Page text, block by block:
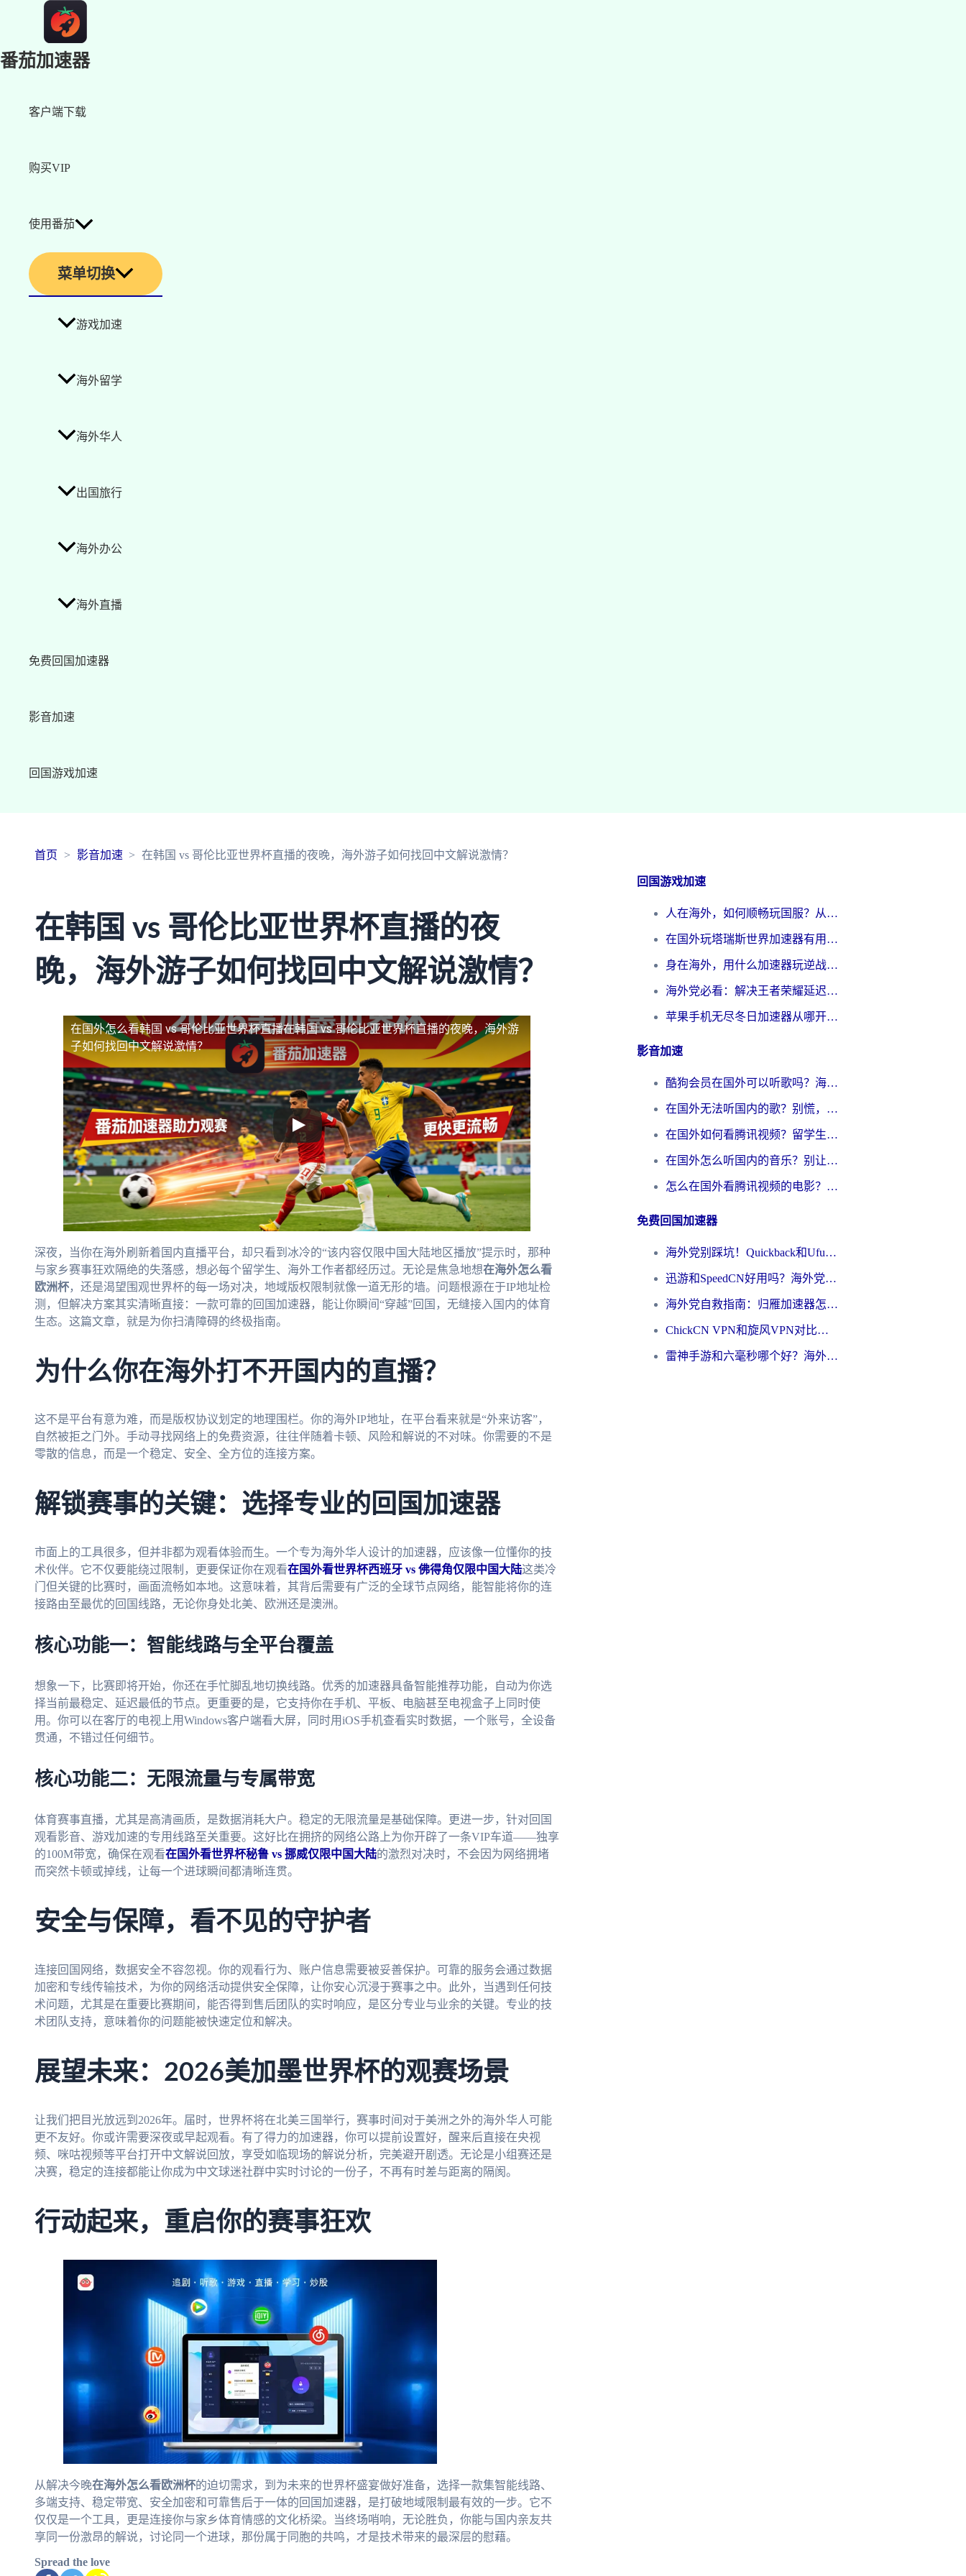
番茄加速器
客户端下载
购买VIP
使用番茄
菜单切换
游戏加速
海外留学
海外华人
出国旅行
海外办公
海外直播
免费回国加速器
影音加速
回国游戏加速
首页 影音加速 在韩国 vs 哥伦比亚世界杯直播的夜晚，海外游子如何找回中文解说激情？
在韩国 vs 哥伦比亚世界杯直播的夜
晚，海外游子如何找回中文解说激情？
在国外怎么看韩国 vs 哥伦比亚世界杯直播在韩国 vs 哥伦比亚世界杯直播的夜晚，海外游
子如何找回中文解说激情？
深夜，当你在海外刷新着国内直播平台，却只看到冰冷的“该内容仅限中国大陆地区播放”提示时，那种
与家乡赛事狂欢隔绝的失落感，想必每个留学生、海外工作者都经历过。无论是焦急地想在海外怎么看
欧洲杯，还是渴望围观世界杯的每一场对决，地域版权限制就像一道无形的墙。问题根源在于IP地址检
测，但解决方案其实清晰直接：一款可靠的回国加速器，能让你瞬间“穿越”回国，无缝接入国内的体育
生态。这篇文章，就是为你扫清障碍的终极指南。
为什么你在海外打不开国内的直播？
这不是平台有意为难，而是版权协议划定的地理围栏。你的海外IP地址，在平台看来就是“外来访客”，
自然被拒之门外。手动寻找网络上的免费资源，往往伴随着卡顿、风险和解说的不对味。你需要的不是
零散的信息，而是一个稳定、安全、全方位的连接方案。
解锁赛事的关键：选择专业的回国加速器
市面上的工具很多，但并非都为观看体验而生。一个专为海外华人设计的加速器，应该像一位懂你的技
术伙伴。它不仅要能绕过限制，更要保证你在观看在国外看世界杯西班牙 vs 佛得角仅限中国大陆这类冷
门但关键的比赛时，画面流畅如本地。这意味着，其背后需要有广泛的全球节点网络，能智能将你的连
接路由至最优的回国线路，无论你身处北美、欧洲还是澳洲。
核心功能一：智能线路与全平台覆盖
想象一下，比赛即将开始，你还在手忙脚乱地切换线路。优秀的加速器具备智能推荐功能，自动为你选
择当前最稳定、延迟最低的节点。更重要的是，它支持你在手机、平板、电脑甚至电视盒子上同时使
用。你可以在客厅的电视上用Windows客户端看大屏，同时用iOS手机查看实时数据，一个账号，全设备
贯通，不错过任何细节。
核心功能二：无限流量与专属带宽
体育赛事直播，尤其是高清画质，是数据消耗大户。稳定的无限流量是基础保障。更进一步，针对回国
观看影音、游戏加速的专用线路至关重要。这好比在拥挤的网络公路上为你开辟了一条VIP车道——独享
的100M带宽，确保在观看在国外看世界杯秘鲁 vs 挪威仅限中国大陆的激烈对决时，不会因为网络拥堵
而突然卡顿或掉线，让每一个进球瞬间都清晰连贯。
安全与保障，看不见的守护者
连接回国网络，数据安全不容忽视。你的观看行为、账户信息需要被妥善保护。可靠的服务会通过数据
加密和专线传输技术，为你的网络活动提供安全保障，让你安心沉浸于赛事之中。此外，当遇到任何技
术问题，尤其是在重要比赛期间，能否得到售后团队的实时响应，是区分专业与业余的关键。专业的技
术团队支持，意味着你的问题能被快速定位和解决。
展望未来：2026美加墨世界杯的观赛场景
让我们把目光放远到2026年。届时，世界杯将在北美三国举行，赛事时间对于美洲之外的海外华人可能
更不友好。你或许需要深夜或早起观看。有了得力的加速器，你可以提前设置好，醒来后直接在央视
频、咪咕视频等平台打开中文解说回放，享受如临现场的解说分析，完美避开剧透。无论是小组赛还是
决赛，稳定的连接都能让你成为中文球迷社群中实时讨论的一份子，不再有时差与距离的隔阂。
行动起来，重启你的赛事狂欢
从解决今晚在海外怎么看欧洲杯的迫切需求，到为未来的世界杯盛宴做好准备，选择一款集智能线路、
多端支持、稳定带宽、安全加密和可靠售后于一体的回国加速器，是打破地域限制最有效的一步。它不
仅仅是一个工具，更是连接你与家乡体育情感的文化桥梁。当终场哨响，无论胜负，你能与国内亲友共
享同一份激昂的解说，讨论同一个进球，那份属于同胞的共鸣，才是技术带来的最深层的慰藉。
Spread the love
回国游戏加速
人在海外，如何顺畅玩国服？从《王者荣耀》到《云图计划》的加速器终极指南
在国外玩塔瑞斯世界加速器有用吗？海外玩家亲测后的真实答案
身在海外，用什么加速器玩逆战才能告别延迟？
海外党必看：解决王者荣耀延迟的加速器终极指南——从EVE到猫和老鼠，一个工具全搞定
苹果手机无尽冬日加速器从哪开启？海外玩家的冬日生存指南
影音加速
酷狗会员在国外可以听歌吗？海外党亲测有效：3步解决音乐权限难题
在国外无法听国内的歌？别慌，这样操作就能畅听QQ音乐（附亲测加速器推荐）
在国外如何看腾讯视频？留学生亲测有效的回国加速方案
在国外怎么听国内的音乐？别让版权限制断了你的华语歌单
怎么在国外看腾讯视频的电影？海外党亲测有效的回国加速指南
免费回国加速器
海外党别踩坑！Quickback和UfunR好用吗？选对回国加速器才能无缝刷国内资源
迅游和SpeedCN好用吗？海外党如何破解那道看不见的墙
海外党自救指南：归雁加速器怎么样？教你避开坑实现国内资源无缝访问
ChickCN VPN和旋风VPN对比哪个回国效果更好？海外用户的选择困境与出路
雷神手游和六毫秒哪个好？海外党如何真正解锁国内资源